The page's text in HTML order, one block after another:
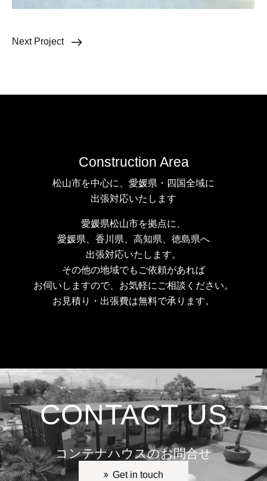
Next Project
Construction Area
松山市を中心に、愛媛県・四国全域に
出張対応いたします
愛媛県松山市を拠点に、
愛媛県、香川県、高知県、徳島県へ
出張対応いたします。
その他の地域でもご依頼があれば
お伺いしますので、お気軽にご相談ください。
お見積り・出張費は無料で承ります。
CONTACT US
コンテナハウスのお問合せ
Get in touch